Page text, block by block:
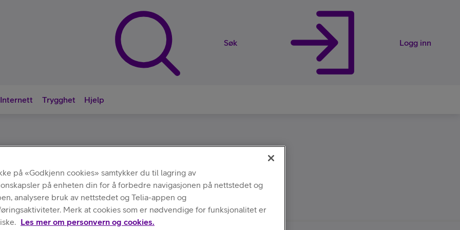
Søk Logg inn
Internett Trygghet Hjelp
/ Hama/KeyFinder
på «Godkjenn cookies» samtykker du til lagring av
på enheten din for å forbedre navigasjonen på nettstedet og
analysere bruk av nettstedet og Telia-appen og
Merk at cookies som er nødvendige for funksjonalitet er
Les mer om personvern og cookies.